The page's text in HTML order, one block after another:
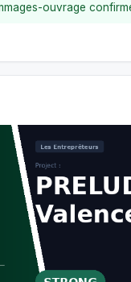
ouvrage